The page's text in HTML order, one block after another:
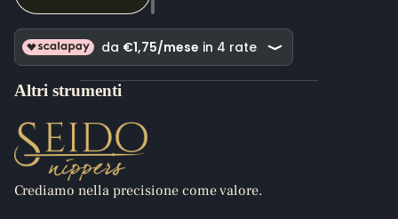
Altri strumenti
Crediamo nella precisione come valore.